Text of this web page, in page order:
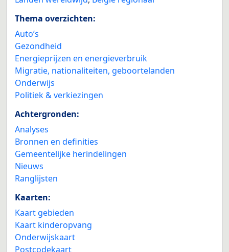
Thema overzichten:
Auto’s
Gezondheid
Energieprijzen en energieverbruik
Migratie, nationaliteiten, geboortelanden
Onderwijs
Politiek & verkiezingen
Achtergronden:
Analyses
Bronnen en definities
Gemeentelijke herindelingen
Nieuws
Ranglijsten
Kaarten:
Kaart gebieden
Kaart kinderopvang
Onderwijskaart
Postcodekaart